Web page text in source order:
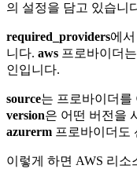
의 설정을 담고 있습니
required_providers에
니다. aws 프로바이더
인입니다.
source는 프로바이더를
version은 어떤 버전을
azurerm 프로바이더도
이렇게 하면 AWS 리소